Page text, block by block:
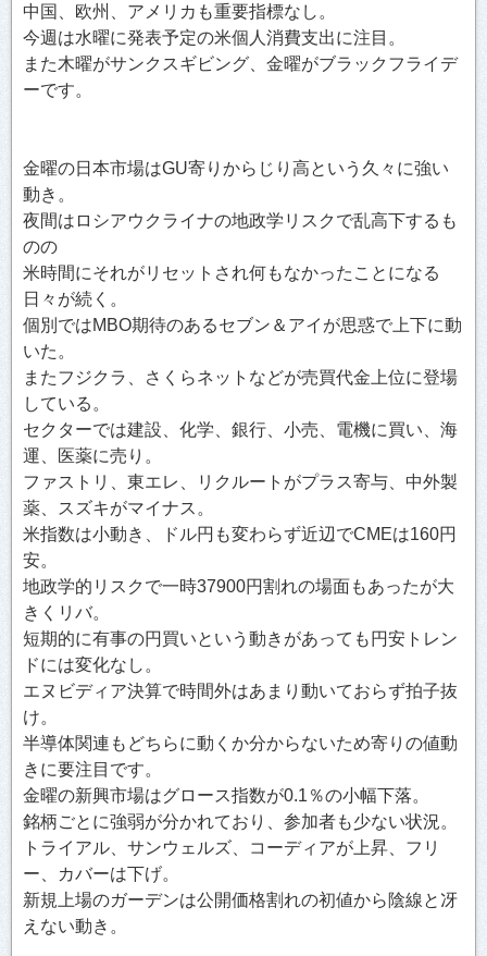
中国、欧州、アメリカも重要指標なし。
今週は水曜に発表予定の米個人消費支出に注目。
また木曜がサンクスギビング、金曜がブラックフライデ
ーです。
金曜の日本市場はGU寄りからじり高という久々に強い
動き。
夜間はロシアウクライナの地政学リスクで乱高下するも
のの
米時間にそれがリセットされ何もなかったことになる
日々が続く。
個別ではMBO期待のあるセブン＆アイが思惑で上下に動
いた。
またフジクラ、さくらネットなどが売買代金上位に登場
している。
セクターでは建設、化学、銀行、小売、電機に買い、海
運、医薬に売り。
ファストリ、東エレ、リクルートがプラス寄与、中外製
薬、スズキがマイナス。
米指数は小動き、ドル円も変わらず近辺でCMEは160円
安。
地政学的リスクで一時37900円割れの場面もあったが大
きくリバ。
短期的に有事の円買いという動きがあっても円安トレン
ドには変化なし。
エヌビディア決算で時間外はあまり動いておらず拍子抜
け。
半導体関連もどちらに動くか分からないため寄りの値動
きに要注目です。
金曜の新興市場はグロース指数が0.1％の小幅下落。
銘柄ごとに強弱が分かれており、参加者も少ない状況。
トライアル、サンウェルズ、コーディアが上昇、フリ
ー、カバーは下げ。
新規上場のガーデンは公開価格割れの初値から陰線と冴
えない動き。